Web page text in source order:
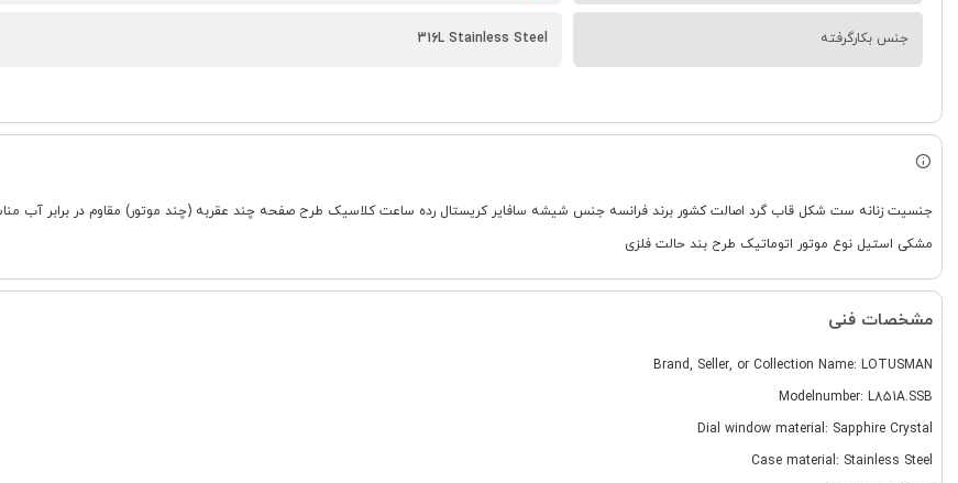
جنس بکارگرفته 316L Stainless Steel
مشکی استیل نوع موتور اتوماتیک طرح بند حالت فلزی
مشخصات فنی
Brand, Seller, or Collection Name: LOTUSMAN
Modelnumber: L851A.SSB
Dial window material: Sapphire Crystal
Case material: Stainless Steel